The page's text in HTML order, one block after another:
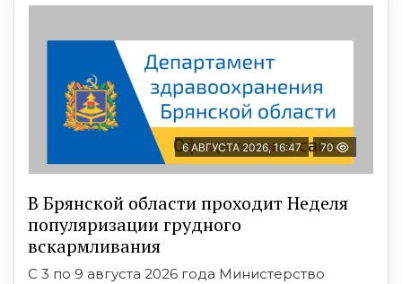
6 АВГУСТА 2026, 16:47 70
В Брянской области проходит Неделя
популяризации грудного
вскармливания
С 3 по 9 августа 2026 года Министерство